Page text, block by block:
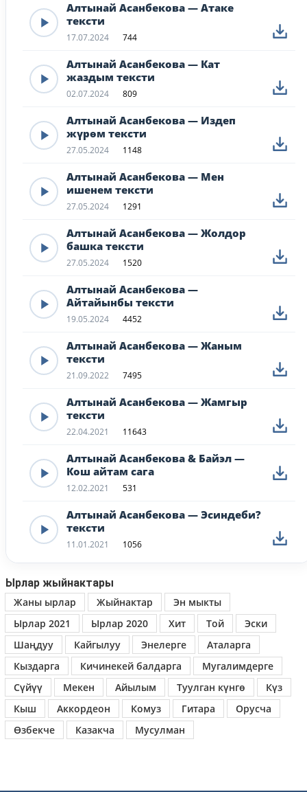
Алтынай Асанбекова — Атаке
тексти
17.07.2024 744
Алтынай Асанбекова — Кат
жаздым тексти
02.07.2024 809
Алтынай Асанбекова — Издеп
жүрөм тексти
27.05.2024 1148
Алтынай Асанбекова — Мен
ишенем тексти
27.05.2024 1291
Алтынай Асанбекова — Жолдор
башка тексти
27.05.2024 1520
Алтынай Асанбекова —
Айтайынбы тексти
19.05.2024 4452
Алтынай Асанбекова — Жаным
тексти
21.09.2022 7495
Алтынай Асанбекова — Жамгыр
тексти
22.04.2021 11643
Алтынай Асанбекова & Байэл —
Кош айтам сага
12.02.2021 531
Алтынай Асанбекова — Эсиндеби?
тексти
11.01.2021 1056
Ырлар жыйнактары
Жаны ырлар
Жыйнактар
Эн мыкты
Ырлар 2021
Ырлар 2020 Хит Той
Эски
Шаңдуу
Кайгылуу Энелерге
Аталарга
Кыздарга
Кичинекей балдарга
Мугалимдерге
Сүйүү
Мекен Айылым Туулган күнгө
Күз
Кыш
Аккордеон Комуз Гитара
Орусча
Өзбекче
Казакча Мусулман